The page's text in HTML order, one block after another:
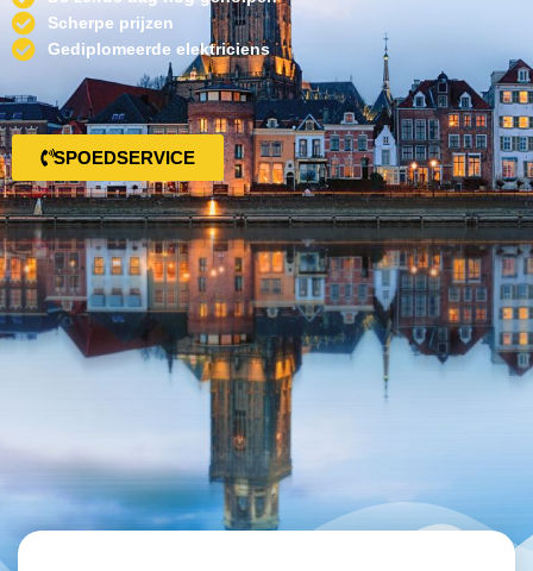
Scherpe prijzen
Gediplomeerde elektriciens
SPOEDSERVICE